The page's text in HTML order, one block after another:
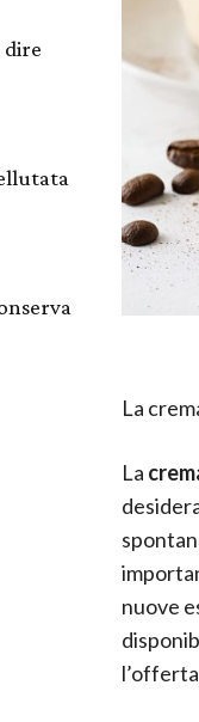
dire
La
La
nuove